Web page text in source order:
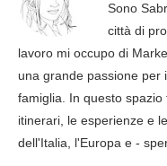
Sono
città di
lavoro mi occupo di
una grande passione per
famiglia. In questo
itinerari, le esperienze e
dell'Italia, l'Europa e -